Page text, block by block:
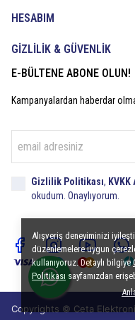
Alışveriş deneyiminizi
düzenlemelere uygun
kullanıyoruz. Detaylı bilgiye
Politikası sayfamızdan
HESABIM
GİZLİLİK & GÜVENLİK
E-BÜLTENE ABONE OLUN!
Kampanyalardan haberdar
Gizlilik Politikası,
okudum. Onaylıyorum.
Copyrights © Ceta